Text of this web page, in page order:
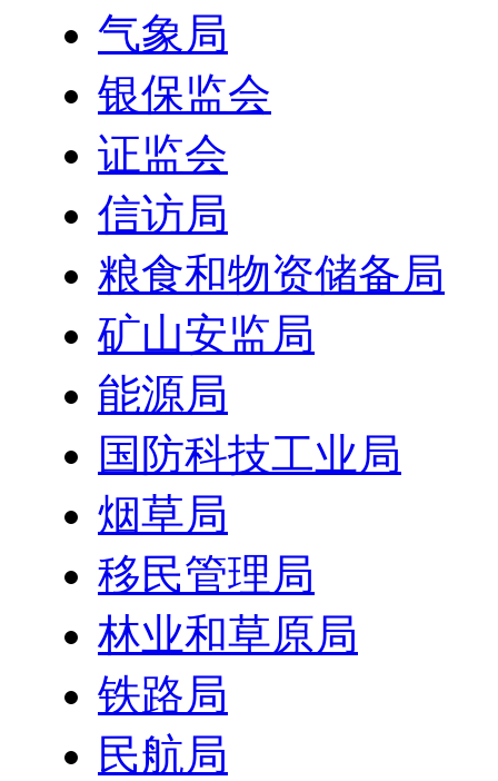
气象局
银保监会
证监会
信访局
粮食和物资储备局
矿山安监局
能源局
国防科技工业局
烟草局
移民管理局
林业和草原局
铁路局
民航局